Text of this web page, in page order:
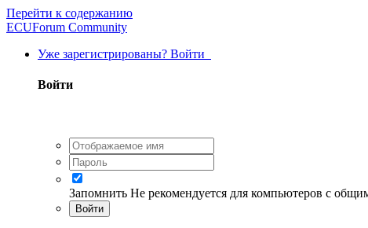
Перейти к содержанию
ECUForum Community
Уже зарегистрированы? Войти
Войти
Запомнить Не рекомендуется для компьютеров с
Войти